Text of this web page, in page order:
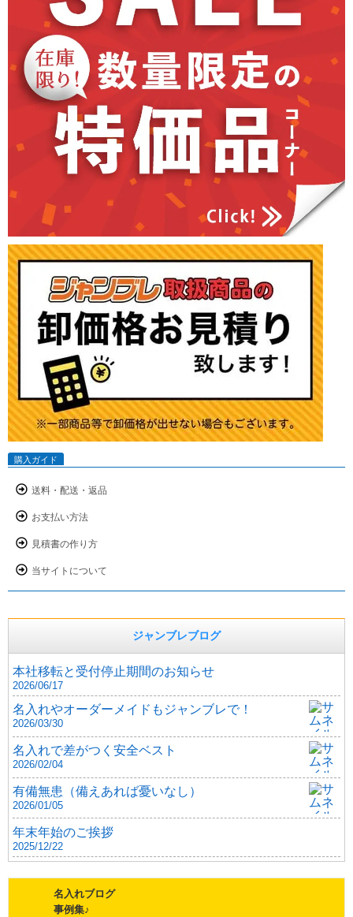
購入ガイド
送料・配送・返品
お支払い方法
見積書の作り方
当サイトについて
ジャンブレブログ
本社移転と受付停止期間のお知らせ
2026/06/17
名入れやオーダーメイドもジャンブレで！
2026/03/30
名入れで差がつく安全ベスト
2026/02/04
有備無患（備えあれば憂いなし）
2026/01/05
年末年始のご挨拶
2025/12/22
名入れブログ
事例集♪